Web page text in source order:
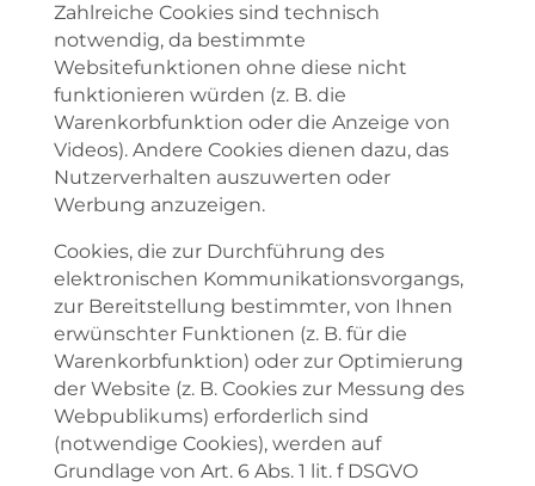
Zahlreiche Cookies sind technisch
notwendig, da bestimmte
Websitefunktionen ohne diese nicht
funktionieren würden (z. B. die
Warenkorbfunktion oder die Anzeige von
Videos). Andere Cookies dienen dazu, das
Nutzerverhalten auszuwerten oder
Werbung anzuzeigen.
Cookies, die zur Durchführung des
elektronischen Kommunikationsvorgangs,
zur Bereitstellung bestimmter, von Ihnen
erwünschter Funktionen (z. B. für die
Warenkorbfunktion) oder zur Optimierung
der Website (z. B. Cookies zur Messung des
Webpublikums) erforderlich sind
(notwendige Cookies), werden auf
Grundlage von Art. 6 Abs. 1 lit. f DSGVO